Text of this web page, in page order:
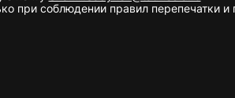
при соблюдении правил перепечатки